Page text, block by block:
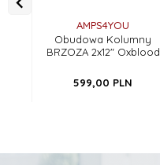
AMPS4YOU
Obudowa Kolumny
BRZOZA 2x12" Oxblood
599,00 PLN